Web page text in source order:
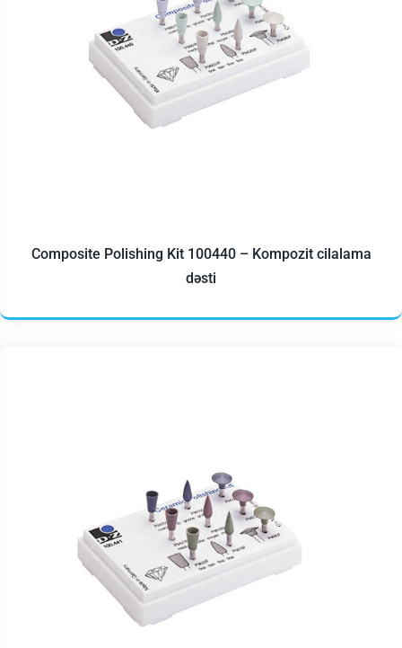
Composite Polishing Kit 100440 – Kompozit cilalama
dəsti